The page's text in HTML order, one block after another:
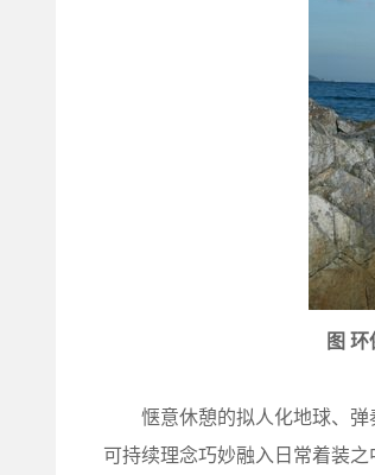
图
惬意休憩的拟人化地球、弹
可持续理念巧妙融入日常着装